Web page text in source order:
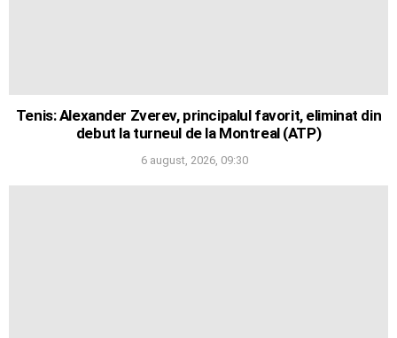
Tenis: Alexander Zverev, principalul favorit, eliminat din
debut la turneul de la Montreal (ATP)
6 august, 2026, 09:30